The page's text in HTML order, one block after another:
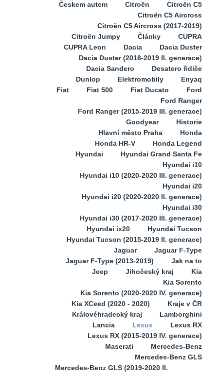
Českem autem
Citroën
Citroën C5
Citroën C5 Aircross
Citroën C5 Aircross (2017-2019)
Citroën Jumpy
Články
CUPRA
CUPRA Leon
Dacia
Dacia Duster
Dacia Duster (2018-2019 II. generace)
Dacia Sandero
Desatero řidiče
Dunlop
Elektromobily
Enyaq
Fiat
Fiat 500 Fiat Ducato
Ford
Ford Ranger
Ford Ranger (2015-2019 III. generace)
Goodyear
Historie
Hlavní město Praha
Honda
Honda HR-V
Honda Legend
Hyundai
Hyundai Grand Santa Fe
Hyundai i10
Hyundai i10 (2020-2020 III. generace)
Hyundai i20
Hyundai i20 (2020-2020 II. generace)
Hyundai i30
Hyundai i30 (2017-2020 III. generace)
Hyundai ix20
Hyundai Tucson
Hyundai Tucson (2015-2019 II. generace)
Jaguar
Jaguar F-Type
Jaguar F-Type (2013-2019)
Jak na to
Jeep
Jihočeský kraj
Kia
Kia Sorento
Kia Sorento (2020-2020 IV. generace)
Kia XCeed (2020 - 2020)
Kraje v ČR
Královéhradecký kraj
Lamborghini
Lancia
Lexus
Lexus RX
Lexus RX (2015-2019 IV. generace)
Maserati
Mercedes-Benz
Mercedes-Benz GLS
Mercedes-Benz GLS (2019-2020 II.